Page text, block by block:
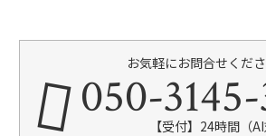
お気軽にお問合せくだ
050-【受付】24時間（AI